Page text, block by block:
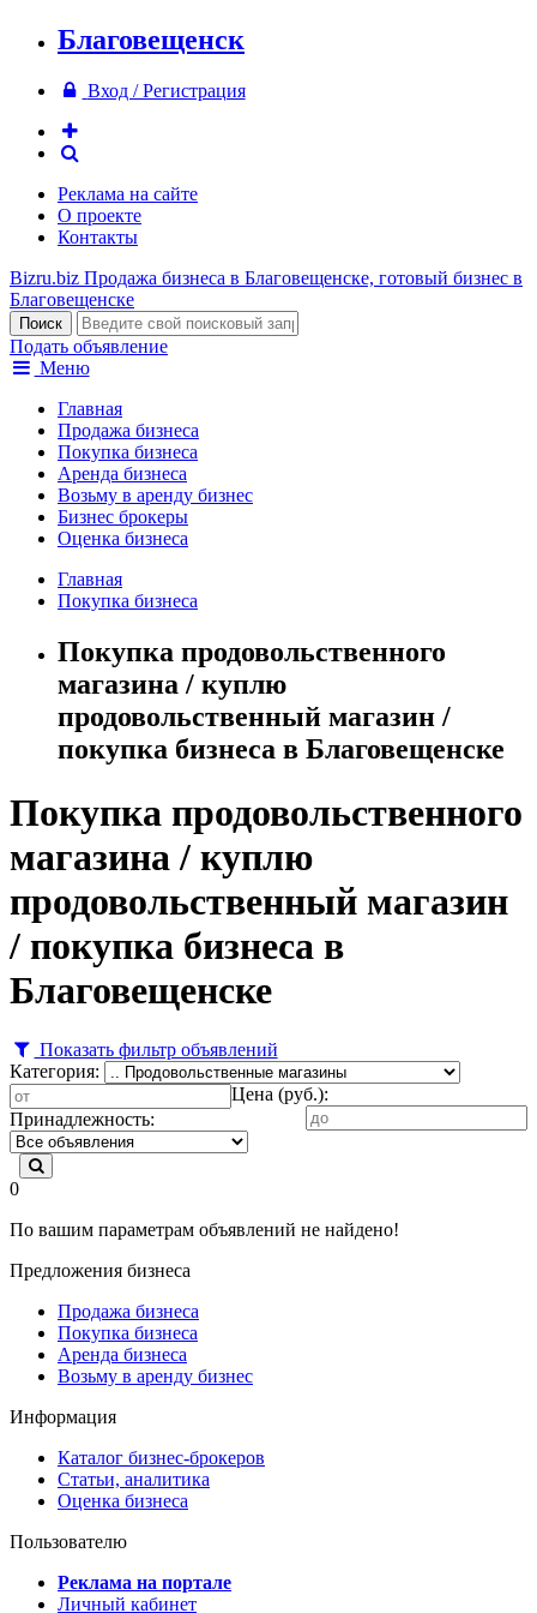
Благовещенск
Вход / Регистрация
Реклама на сайте
О проекте
Контакты
Bizru.biz Продажа бизнеса в Благовещенске, готовый бизнес в
Благовещенске
Подать объявление
Меню
Главная
Продажа бизнеса
Покупка бизнеса
Аренда бизнеса
Возьму в аренду бизнес
Бизнес брокеры
Оценка бизнеса
Главная
Покупка бизнеса
Покупка продовольственного
магазина / куплю
продовольственный магазин /
покупка бизнеса в Благовещенске
Покупка продовольственного
магазина / куплю
продовольственный магазин
/ покупка бизнеса в
Благовещенске
Показать фильтр объявлений
Категория:
Цена (руб.):
Принадлежность:
0
По вашим параметрам объявлений не найдено!
Предложения бизнеса
Продажа бизнеса
Покупка бизнеса
Аренда бизнеса
Возьму в аренду бизнес
Информация
Каталог бизнес-брокеров
Статьи, аналитика
Оценка бизнеса
Пользователю
Реклама на портале
Личный кабинет